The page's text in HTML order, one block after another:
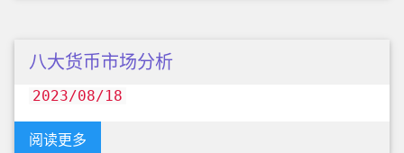
八大货币市场分析
2023/08/18
阅读更多